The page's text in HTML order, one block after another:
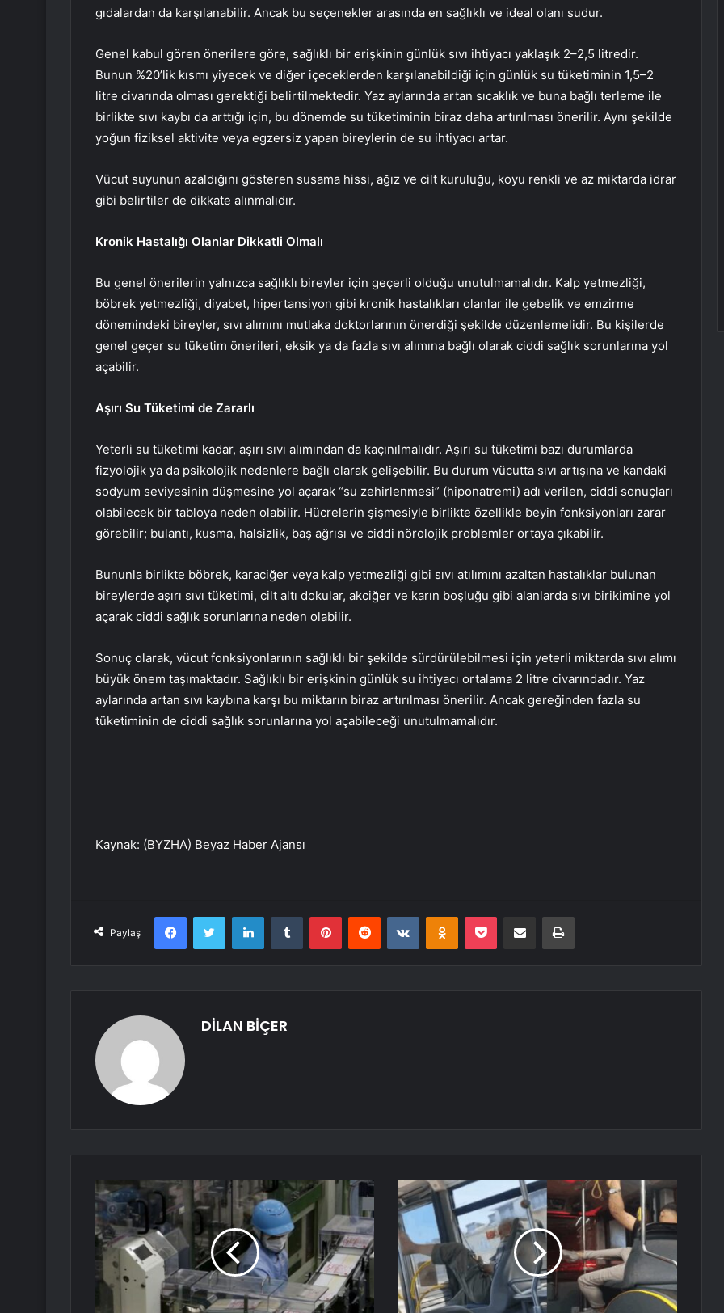
gıdalardan da karşılanabilir. Ancak bu seçenekler arasında en sağlıklı ve ideal olanı sudur.
Genel kabul gören önerilere göre, sağlıklı bir erişkinin günlük sıvı ihtiyacı yaklaşık 2–2,5 litredir.
Bunun %20’lik kısmı yiyecek ve diğer içeceklerden karşılanabildiği için günlük su tüketiminin 1,5–2
litre civarında olması gerektiği belirtilmektedir. Yaz aylarında artan sıcaklık ve buna bağlı terleme ile
birlikte sıvı kaybı da arttığı için, bu dönemde su tüketiminin biraz daha artırılması önerilir. Aynı şekilde
yoğun fiziksel aktivite veya egzersiz yapan bireylerin de su ihtiyacı artar.
Vücut suyunun azaldığını gösteren susama hissi, ağız ve cilt kuruluğu, koyu renkli ve az miktarda idrar
gibi belirtiler de dikkate alınmalıdır.
Kronik Hastalığı Olanlar Dikkatli Olmalı
Bu genel önerilerin yalnızca sağlıklı bireyler için geçerli olduğu unutulmamalıdır. Kalp yetmezliği,
böbrek yetmezliği, diyabet, hipertansiyon gibi kronik hastalıkları olanlar ile gebelik ve emzirme
dönemindeki bireyler, sıvı alımını mutlaka doktorlarının önerdiği şekilde düzenlemelidir. Bu kişilerde
genel geçer su tüketim önerileri, eksik ya da fazla sıvı alımına bağlı olarak ciddi sağlık sorunlarına yol
açabilir.
Aşırı Su Tüketimi de Zararlı
Yeterli su tüketimi kadar, aşırı sıvı alımından da kaçınılmalıdır. Aşırı su tüketimi bazı durumlarda
fizyolojik ya da psikolojik nedenlere bağlı olarak gelişebilir. Bu durum vücutta sıvı artışına ve kandaki
sodyum seviyesinin düşmesine yol açarak “su zehirlenmesi” (hiponatremi) adı verilen, ciddi sonuçları
olabilecek bir tabloya neden olabilir. Hücrelerin şişmesiyle birlikte özellikle beyin fonksiyonları zarar
görebilir; bulantı, kusma, halsizlik, baş ağrısı ve ciddi nörolojik problemler ortaya çıkabilir.
Bununla birlikte böbrek, karaciğer veya kalp yetmezliği gibi sıvı atılımını azaltan hastalıklar bulunan
bireylerde aşırı sıvı tüketimi, cilt altı dokular, akciğer ve karın boşluğu gibi alanlarda sıvı birikimine yol
açarak ciddi sağlık sorunlarına neden olabilir.
Sonuç olarak, vücut fonksiyonlarının sağlıklı bir şekilde sürdürülebilmesi için yeterli miktarda sıvı alımı
büyük önem taşımaktadır. Sağlıklı bir erişkinin günlük su ihtiyacı ortalama 2 litre civarındadır. Yaz
aylarında artan sıvı kaybına karşı bu miktarın biraz artırılması önerilir. Ancak gereğinden fazla su
tüketiminin de ciddi sağlık sorunlarına yol açabileceği unutulmamalıdır.
Kaynak: (BYZHA) Beyaz Haber Ajansı
Paylaş
FacebookTwitter LinkedInTumblr PinterestReddit VKontakteOdnoklassniki
Pocket E-Posta ile paylaş Yazdır
DİLAN BİÇER